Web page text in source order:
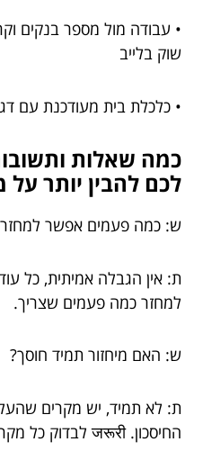
• עבודה מול מספר בנקים
שוק בלייב
• כלכלת בית מעודכנת עם
כמה שאלות
לכם להבין יותר
ש: כמה פעמים אפשר
ת: אין הגבלה אמיתית, כל
למחזר כמה פעמים שצריך.
ש: האם מיחזור תמיד חוסך?
ת: לא תמיד, יש מקרים
החיסכון. जरूरी לבדוק כל מקרה לגופו.